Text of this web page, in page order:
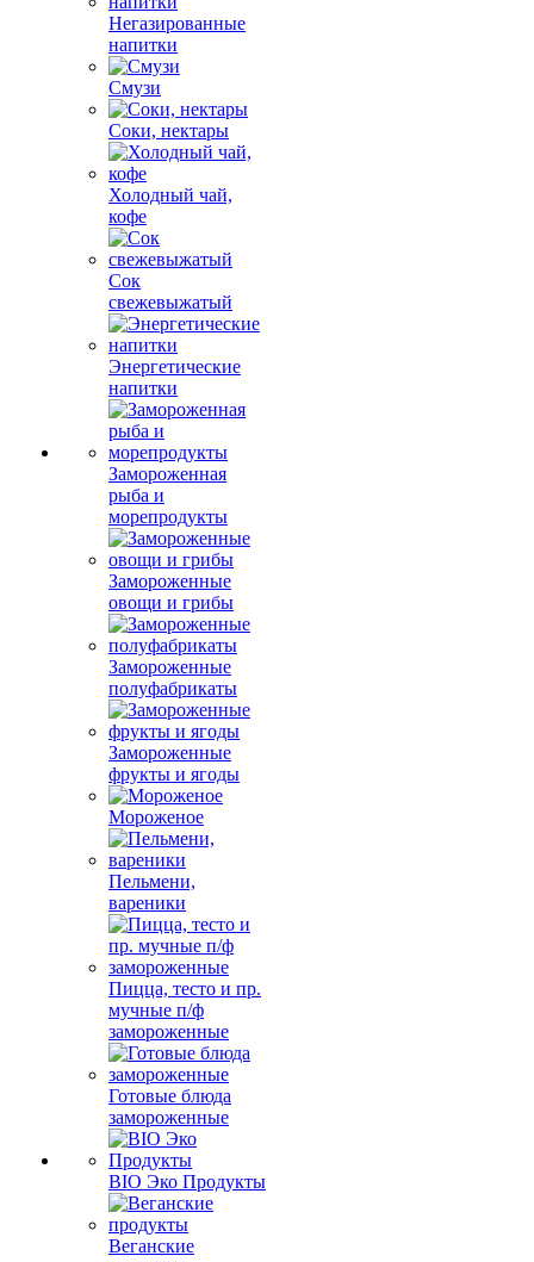
Негазированные
напитки
Смузи
Соки, нектары
Холодный чай,
кофе
Сок
свежевыжатый
Энергетические
напитки
Замороженная
рыба и
морепродукты
Замороженные
овощи и грибы
Замороженные
полуфабрикаты
Замороженные
фрукты и ягоды
Мороженое
Пельмени,
вареники
Пицца, тесто и пр.
мучные п/ф
замороженные
Готовые блюда
замороженные
BIO Эко Продукты
Веганские